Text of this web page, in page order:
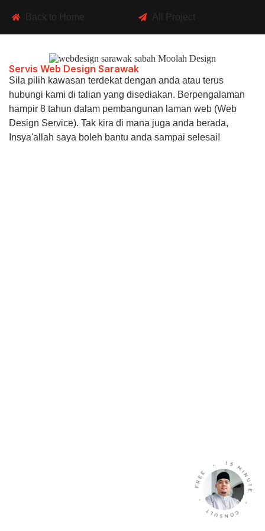
Back to Home All Project
Servis Web Design Sarawak
Sila pilih kawasan terdekat dengan anda atau terus
hubungi kami di talian yang disediakan. Berpengalaman
hampir 8 tahun dalam pembangunan laman web (Web
Design Service). Tak kira di mana juga anda berada,
Insya'allah saya boleh bantu anda sampai selesai!